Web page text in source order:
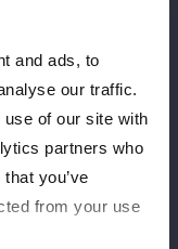
and ads, to
our traffic.
of our site with
partners who
you’ve
from your use
果
2025 Apr.』大会結